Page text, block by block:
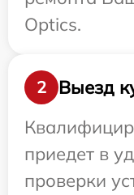
Optics.
2
Выезд
приедет в
проверки